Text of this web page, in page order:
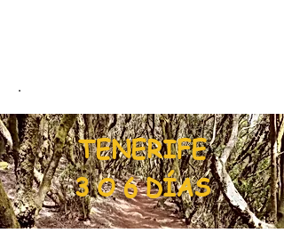
.
TENERIFE
3O6 DÍAS